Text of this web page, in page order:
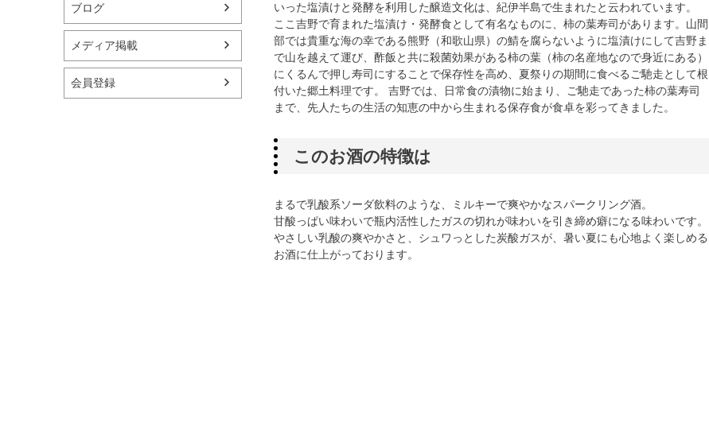
ブログ
メディア掲載
会員登録
いった塩漬けと発酵を利用した醸造文化は、紀伊半島で生まれたと云われています。
ここ吉野で育まれた塩漬け・発酵食として有名なものに、柿の葉寿司があります。山間
部では貴重な海の幸である熊野（和歌山県）の鯖を腐らないように塩漬けにして吉野ま
で山を越えて運び、酢飯と共に殺菌効果がある柿の葉（柿の名産地なので身近にある）
にくるんで押し寿司にすることで保存性を高め、夏祭りの期間に食べるご馳走として根
付いた郷土料理です。 吉野では、日常食の漬物に始まり、ご馳走であった柿の葉寿司
まで、先人たちの生活の知恵の中から生まれる保存食が食卓を彩ってきました。
このお酒の特徴は
まるで乳酸系ソーダ飲料のような、ミルキーで爽やかなスパークリング酒。
甘酸っぱい味わいで瓶内活性したガスの切れが味わいを引き締め癖になる味わいです。
やさしい乳酸の爽やかさと、シュワっとした炭酸ガスが、暑い夏にも心地よく楽しめる
お酒に仕上がっております。